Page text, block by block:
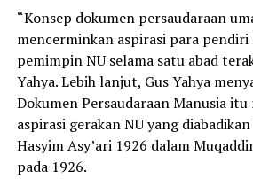
“Konsep dokumen persaudaraan
mencerminkan aspirasi para
pemimpin NU selama satu abad
Yahya. Lebih lanjut, Gus Yahya
Dokumen Persaudaraan Manusia
aspirasi gerakan NU yang
Hasyim Asy’ari 1926 dalam
pada 1926.